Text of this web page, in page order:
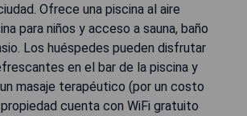
Ofrece una piscina al aire
para niños y acceso a sauna, baño
Los huéspedes pueden disfrutar
en el bar de la piscina y
masaje terapéutico (por un costo
cuenta con WiFi gratuito